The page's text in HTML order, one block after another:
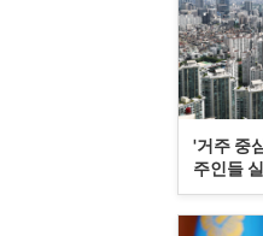
'거주 중
주인들